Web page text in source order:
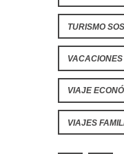
TURISMO
VIAJE
VIAJES